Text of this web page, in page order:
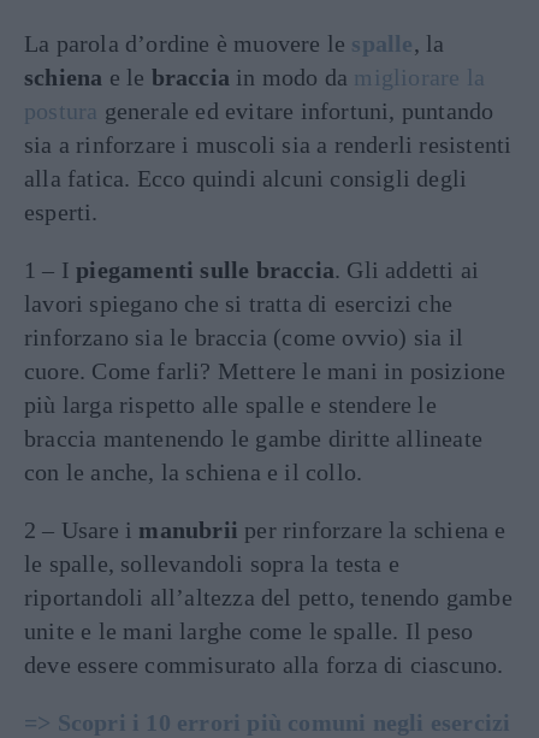
La parola d’ordine è muovere le spalle, la
schiena e le braccia in modo da migliorare la
postura generale ed evitare infortuni, puntando
sia a rinforzare i muscoli sia a renderli resistenti
alla fatica. Ecco quindi alcuni consigli degli
esperti.
1 – Ipiegamenti sulle braccia. Gli addetti ai
lavori spiegano che si tratta di esercizi che
rinforzano sia le braccia (come ovvio) sia il
cuore. Come farli? Mettere le mani in posizione
più larga rispetto alle spalle e stendere le
braccia mantenendo le gambe diritte allineate
con le anche, la schiena e il collo.
2 – Usare i manubrii per rinforzare la schiena e
le spalle, sollevandoli sopra la testa e
riportandoli all’altezza del petto, tenendo gambe
unite e le mani larghe come le spalle. Il peso
deve essere commisurato alla forza di ciascuno.
=> Scopri i 10 errori più comuni negli esercizi